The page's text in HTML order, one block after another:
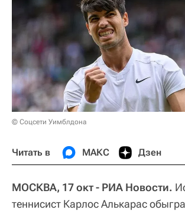
© Соцсети Уимблдона
Читать в МАКС Дзен
МОСКВА, 17 окт - РИА Новости.
теннисист Карлос Алькарас